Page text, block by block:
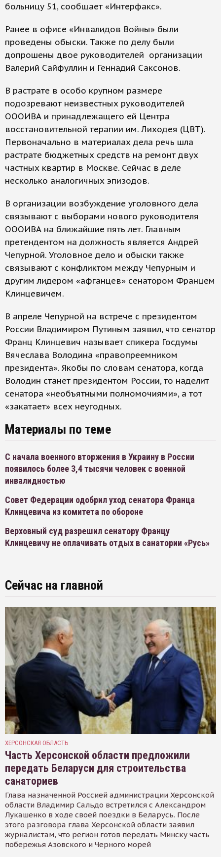
больницу 51, сообщает «Интерфакс».
Ранее в офисе «Инвалидов Войны» были
проведены обыски. Также по делу были
допрошены двое руководителей организации
Валерий Сайфуллин и Геннадий Саксонов.
В растрате в особо крупном размере
подозревают неизвестных руководителей
ОООИВА и принадлежащего ей Центра
восстановительной терапии им. Лиходея (ЦВТ).
Первоначально в материалах дела речь шла
растрате бюджетных средств на ремонт двух
частных квартир в Москве. Сейчас в деле
несколько аналогичных эпизодов.
В организации возбуждение уголовного дела
связывают с выборами нового руководителя
ОООИВА на ближайшие пять лет. Главным
претендентом на должность является Андрей
Чепурной. Уголовное дело и обыски также
связывают с конфликтом между Чепурным и
другим лидером «афганцев» сенатором Францем
Клинцевичем.
В апреле Чепурной на встрече с президентом
России Владимиром Путиным заявил, что сенатор
Франц Клинцевич называет спикера Госдумы
Вячеслава Володина «правопреемником
президента». Якобы по словам сенатора, когда
Володин станет президентом России, то наделит
сенатора «необъятными полномочиями», а тот
«закатает» всех неугодных.
Материалы по теме
С начала военного вторжения в Украину в России
появилось более 3,4 тысячи человек с военной
инвалидностью
Совет Федерации одобрил уход сенатора Франца
Клинцевича из комитета по обороне
Верховный суд разрешил сенатору Францу
Клинцевичу не оплачивать отдых в санатории «Русь»
Сейчас на главной
ХЕРСОНСКАЯ ОБЛАСТЬ
Часть Херсонской области предложили
передать Беларуси для строительства
санаториев
Глава назначенной Россией администрации Херсонской
области Владимир Сальдо встретился с Александром
Лукашенко в ходе своей поездки в Беларусь. После
этого разговора глава Херсонской области заявил
журналистам, что регион готов передать Минску часть
побережья Азовского и Черного морей